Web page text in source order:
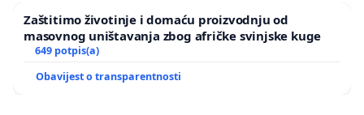
Zaštitimo životinje i domaću proizvodnju od
masovnog uništavanja zbog afričke svinjske kuge
649 potpis(a)
Obavijest o transparentnosti